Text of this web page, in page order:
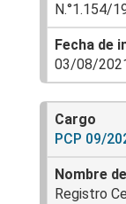
N.°1.154/
03/08/
PCP 09/
Registro